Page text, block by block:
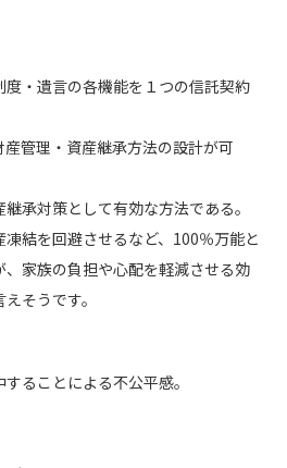
・遺言の各機能を１つの信託契約
管理・資産継承方法の設計が可
承対策として有効な方法である。
結を回避させるなど、100％万能と
家族の負担や心配を軽減させる効
そうです。
ることによる不公平感。